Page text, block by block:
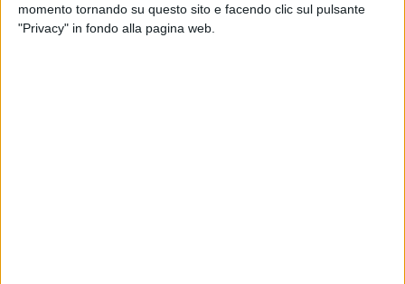
momento tornando su questo sito e facendo clic sul pulsante
"Privacy" in fondo alla pagina web.
suggerimenti per apportare interventi utili alle esigenze reali
dell'utenza giovinazzese.